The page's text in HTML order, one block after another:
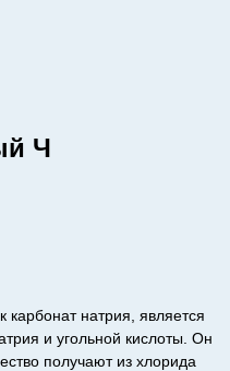
Ч
карбонат натрия, является
и угольной кислоты. Он
получают из хлорида